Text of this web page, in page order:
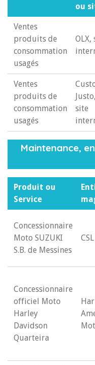
ou
Ventes
produits de
consommation
usagés
OLX,
Ventes
produits de
consommation
usagés
Justo,
site
Maintenance,
Produit ou
Service
Concessionnaire
Moto SUZUKI
S.B. de Messines
Concessionnaire
officiel Moto
Harley
Davidson
Quarteira